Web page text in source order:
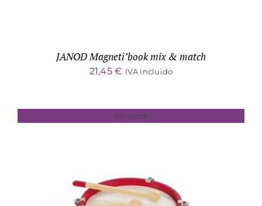
JANOD Magneti’book mix & match
21,45€ IVA incluido
Sin stock